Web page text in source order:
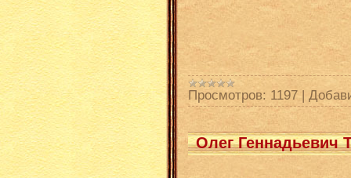
Просмотров: 1197 |
Олег Геннадьевич